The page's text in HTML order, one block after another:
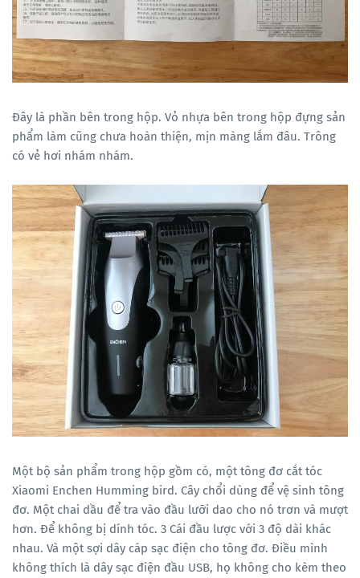
Đây là phần bên trong hộp. Vỏ nhựa bên trong hộp đựng sản
phẩm làm cũng chưa hoàn thiện, mịn màng lắm đâu. Trông
có vẻ hơi nhám nhám.
Một bộ sản phẩm trong hộp gồm có, một tông đơ cắt tóc
Xiaomi Enchen Humming bird. Cây chổi dùng để vệ sinh tông
đơ. Một chai dầu để tra vào đầu lưỡi dao cho nó trơn và mượt
hơn. Để không bị dính tóc. 3 Cái đầu lược với 3 độ dài khác
nhau. Và một sợi dây cáp sạc điện cho tông đơ. Điều mình
không thích là dây sạc điện đầu USB, họ không cho kèm theo